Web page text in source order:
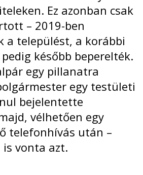
Ez azonban csak
– 2019-ben
a települést, a korábbi
később beperelték.
egy pillanatra
egy testületi
bejelentette
vélhetően egy
telefonhívás után –
is vonta azt.